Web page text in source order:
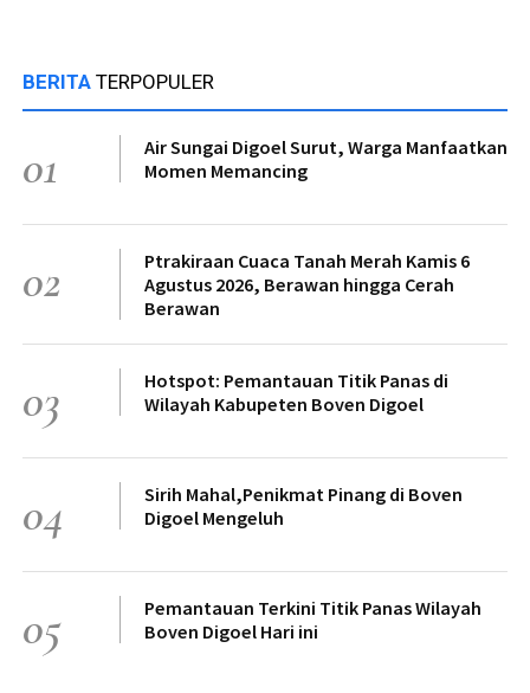
BERITA TERPOPULER
01
Air Sungai Digoel Surut, Warga Manfaatkan
Momen Memancing
02
Ptrakiraan Cuaca Tanah Merah Kamis 6
Agustus 2026, Berawan hingga Cerah
Berawan
03
Hotspot: Pemantauan Titik Panas di
Wilayah Kabupeten Boven Digoel
04
Sirih Mahal,Penikmat Pinang di Boven
Digoel Mengeluh
05
Pemantauan Terkini Titik Panas Wilayah
Boven Digoel Hari ini